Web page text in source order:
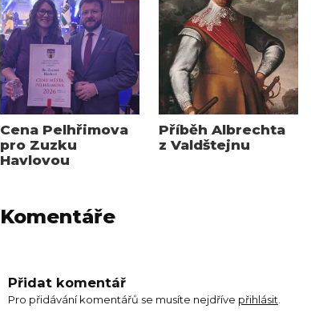
Cena Pelhřimova
pro Zuzku
Havlovou
Příběh Albrechta
z Valdštejnu
Komentáře
Přidat komentář
Pro přidávání komentářů se musíte nejdříve přihlásit